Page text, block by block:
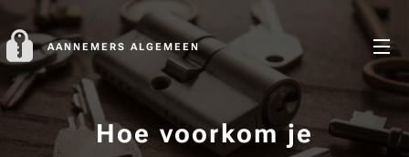
AANNEMERS ALGEMEEN
Hoe voorkom je